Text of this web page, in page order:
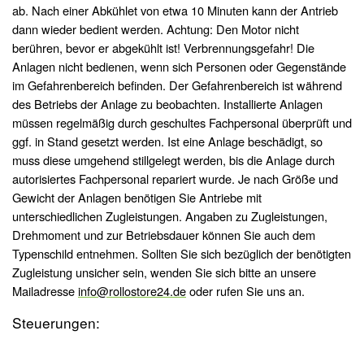
ab. Nach einer Abkühlet von etwa 10 Minuten kann der Antrieb
dann wieder bedient werden. Achtung: Den Motor nicht
berühren, bevor er abgekühlt ist! Verbrennungsgefahr! Die
Anlagen nicht bedienen, wenn sich Personen oder Gegenstände
im Gefahrenbereich befinden. Der Gefahrenbereich ist während
des Betriebs der Anlage zu beobachten. Installierte Anlagen
müssen regelmäßig durch geschultes Fachpersonal überprüft und
ggf. in Stand gesetzt werden. Ist eine Anlage beschädigt, so
muss diese umgehend stillgelegt werden, bis die Anlage durch
autorisiertes Fachpersonal repariert wurde. Je nach Größe und
Gewicht der Anlagen benötigen Sie Antriebe mit
unterschiedlichen Zugleistungen. Angaben zu Zugleistungen,
Drehmoment und zur Betriebsdauer können Sie auch dem
Typenschild entnehmen. Sollten Sie sich bezüglich der benötigten
Zugleistung unsicher sein, wenden Sie sich bitte an unsere
Mailadresseinfo@rollostore24.deoder rufen Sie uns an.
Steuerungen: